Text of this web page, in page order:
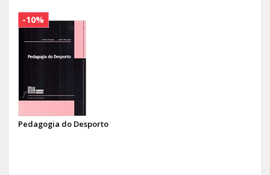
Pedagogia do Desporto
-10%